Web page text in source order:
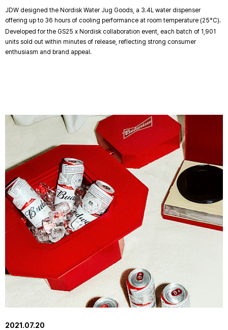
JDW designed the Nordisk Water Jug Goods, a 3.4L water dispenser
offering up to 36 hours of cooling performance at room temperature (25°C).
Developed for the GS25 x Nordisk collaboration event, each batch of 1,901
units sold out within minutes of release, reflecting strong consumer
enthusiasm and brand appeal.
2021.07.20